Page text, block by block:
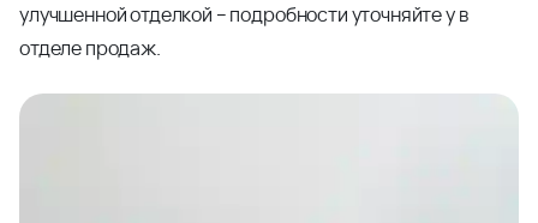
улучшенной отделкой – подробности уточняйте у в
отделе продаж.